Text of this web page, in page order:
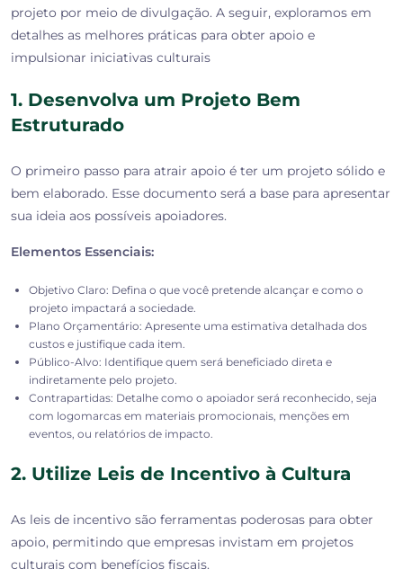
projeto por meio de divulgação. A seguir, exploramos em
detalhes as melhores práticas para obter apoio e
impulsionar iniciativas culturais
1. Desenvolva um Projeto Bem
Estruturado
O primeiro passo para atrair apoio é ter um projeto sólido e
bem elaborado. Esse documento será a base para apresentar
sua ideia aos possíveis apoiadores.
Elementos Essenciais:
Objetivo Claro: Defina o que você pretende alcançar e como o
projeto impactará a sociedade.
Plano Orçamentário: Apresente uma estimativa detalhada dos
custos e justifique cada item.
Público-Alvo: Identifique quem será beneficiado direta e
indiretamente pelo projeto.
Contrapartidas: Detalhe como o apoiador será reconhecido, seja
com logomarcas em materiais promocionais, menções em
eventos, ou relatórios de impacto.
2. Utilize Leis de Incentivo à Cultura
As leis de incentivo são ferramentas poderosas para obter
apoio, permitindo que empresas invistam em projetos
culturais com benefícios fiscais.